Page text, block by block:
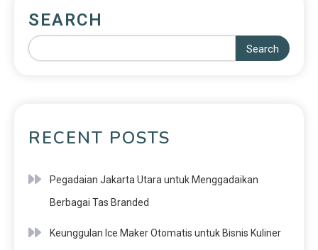
SEARCH
Search
RECENT POSTS
Pegadaian Jakarta Utara untuk Menggadaikan
Berbagai Tas Branded
Keunggulan Ice Maker Otomatis untuk Bisnis Kuliner